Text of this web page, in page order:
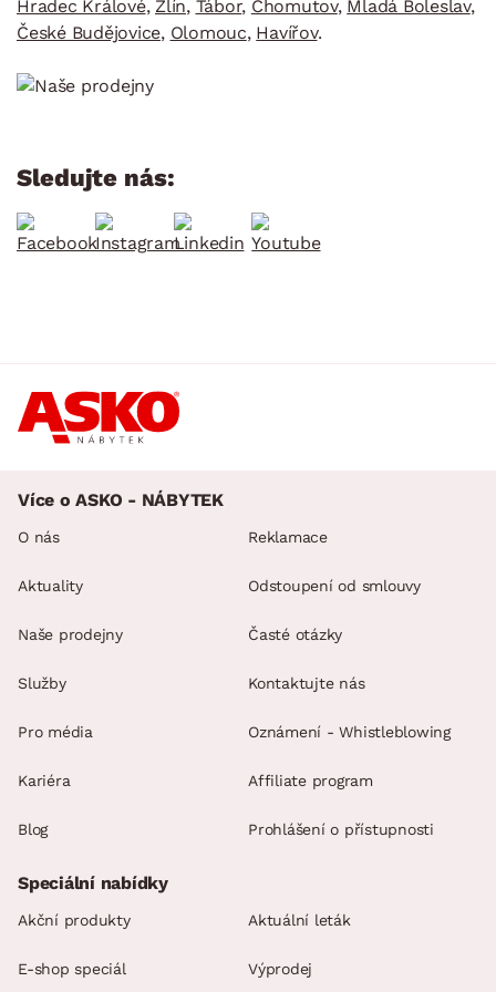
Hradec Králové, Zlín, Tábor, Chomutov, Mladá Boleslav,
České Budějovice, Olomouc, Havířov.
Sledujte nás:
Více o ASKO - NÁBYTEK
O nás
Aktuality
Naše prodejny
Služby
Pro média
Kariéra
Blog
Reklamace
Odstoupení od smlouvy
Časté otázky
Kontaktujte nás
Oznámení - Whistleblowing
Affiliate program
Prohlášení o přístupnosti
Speciální nabídky
Akční produkty Aktuální leták
E-shop speciál Výprodej